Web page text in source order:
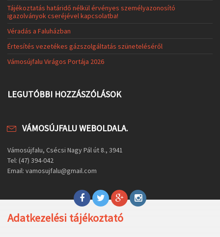
Tájékoztatás határidő nélkül érvényes személyazonosító
igazolványok cseréjével kapcsolatba!
Véradás a Faluházban
Értesítés vezetékes gázszolgáltatás szüneteléséről
Vámosújfalu Virágos Portája 2026
LEGUTÓBBI HOZZÁSZÓLÁSOK
VÁMOSÚJFALU WEBOLDALA.
Vámosújfalu, Csécsi Nagy Pál út 8., 3941
Tel: (47) 394-042
Email: vamosujfalu@gmail.com
Adatkezelési tájékoztató